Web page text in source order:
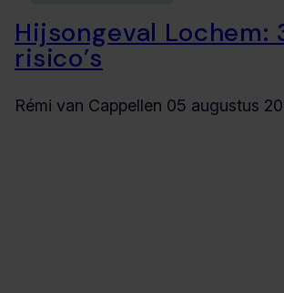
Hijsongeval Lochem:
risico’s
Rémi van Cappellen 05 augustus